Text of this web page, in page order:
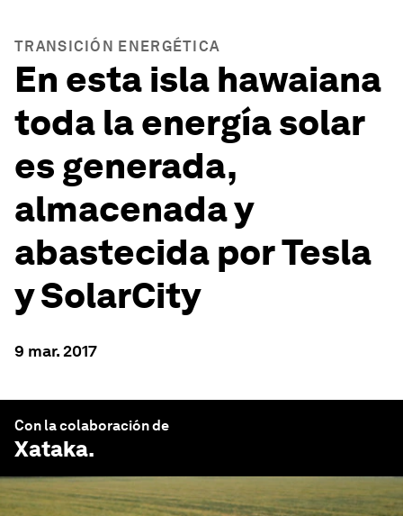
TRANSICIÓN ENERGÉTICA
En esta isla hawaiana
toda la energía solar
es generada,
almacenada y
abastecida por Tesla
y SolarCity
9 mar. 2017
Con la colaboración de
Xataka.